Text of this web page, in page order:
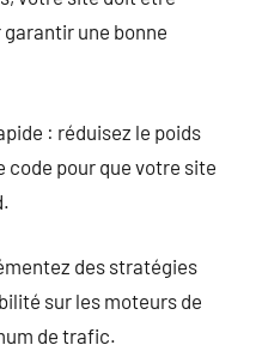
une bonne
: réduisez le poids
code pour que votre site
des stratégies
sur les moteurs de
de trafic.